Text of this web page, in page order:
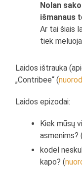
Nolan
išmanaus
Ar tai šiais
tiek
Laidos ištrauka
„Contribee“ (
Laidos epizodai:
Kiek mūsų
asmenims?
kodėl
kapo? (